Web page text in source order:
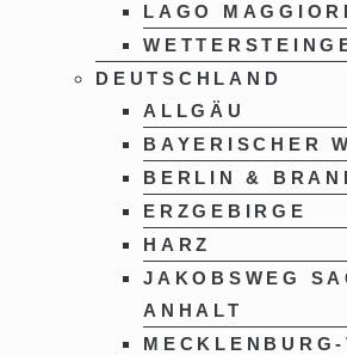
LAGO
DEUTSCHLAND
ALLGÄU
BAYERISCHER
BERLIN &
ERZGEBIRGE
HARZ
JAKOBSWEG
ANHALT